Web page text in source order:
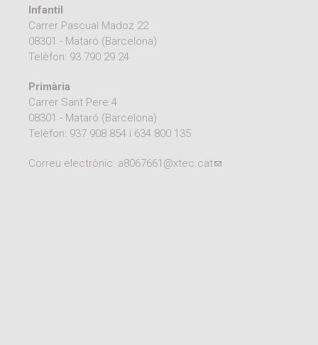
Infantil
Carrer Pascual Madoz 22
08301 - Mataró (Barcelona)
Telèfon: 93 790 29 24
Primària
Carrer Sant Pere 4
08301 - Mataró (Barcelona)
Telèfon: 937 908 854 i 634 800 135
Correu electrònic: a8067661@xtec.cat(link sends e-mail)